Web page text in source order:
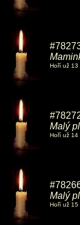
Hoří už 13
Malý
Hoří už 14
Malý
Hoří už 15